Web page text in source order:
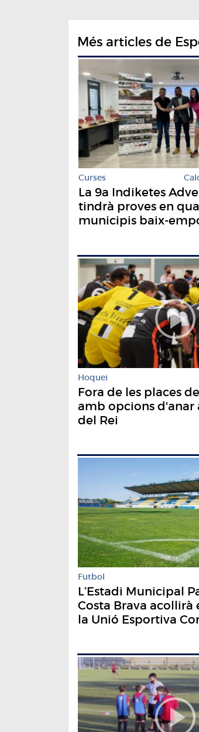
Més articles de
Curses
La 9a Indiketes
tindrà proves en
municipis baix-
Hoquei
Fora de les places
amb opcions d'anar
del Rei
Futbol
L’Estadi Municipal
Costa Brava acollirà
la Unió Esportiva